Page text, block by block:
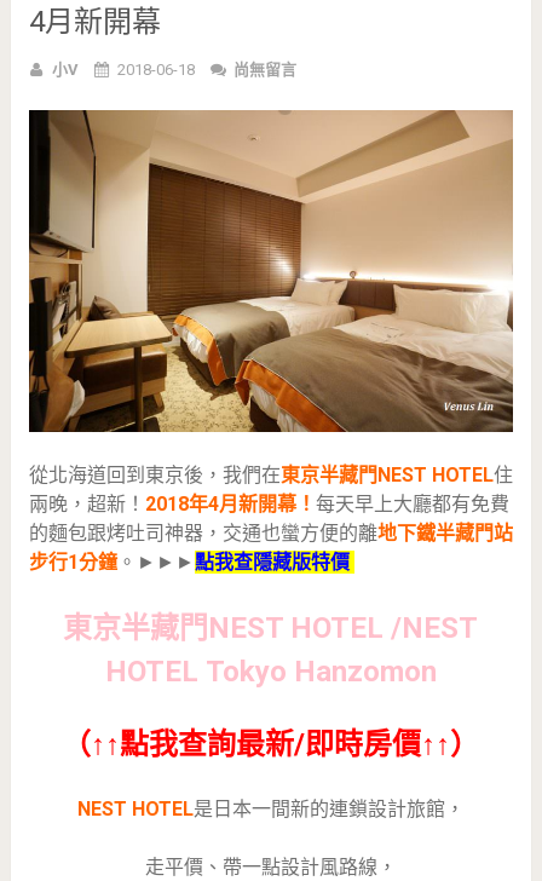
4月新開幕
小V 2018-06-18 尚無留言
從北海道回到東京後，我們在東京半藏門NEST HOTEL住
兩晚，超新！ 2018年4月新開幕！ 每天早上大廳都有免費
的麵包跟烤吐司神器，交通也蠻方便的離地下鐵半藏門站
步行1分鐘。►►► 點我查隱藏版特價
東京半藏門NEST HOTEL /NEST
HOTEL Tokyo Hanzomon
（↑↑點我查詢最新/即時房價↑↑）
NEST HOTEL是日本一間新的連鎖設計旅館，
走平價、帶一點設計風路線，